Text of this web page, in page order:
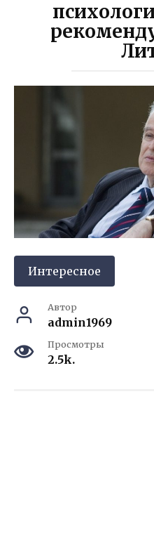
Интересное
Автор
admin1969
Просмотры
2.5k.